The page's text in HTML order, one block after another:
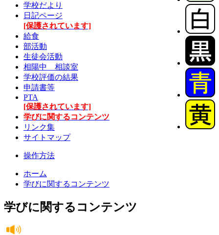
学校だより
日記ページ
[保護されています]
給食
部活動
生徒会活動
相陽中 相談室
学校評価の結果
申請書等
PTA
[保護されています]
学びに関するコンテンツ
リンク集
サイトマップ
操作方法
ホーム
学びに関するコンテンツ
学びに関するコンテンツ